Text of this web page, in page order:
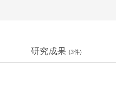
研究成果 (3件)